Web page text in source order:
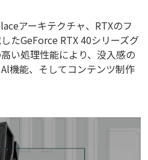
アーキテクチャ、RTXのフ
たGeForce RTX 40シリーズグ
い処理性能により、没入感の
機能、そしてコンテンツ制作